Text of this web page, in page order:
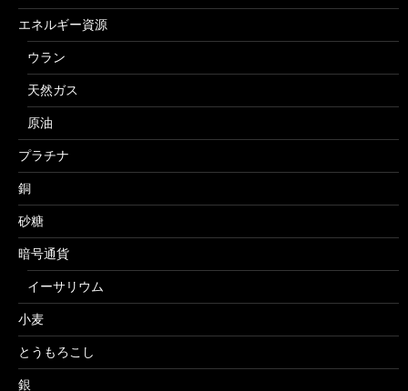
エネルギー資源
ウラン
天然ガス
原油
プラチナ
銅
砂糖
暗号通貨
イーサリウム
小麦
とうもろこし
銀